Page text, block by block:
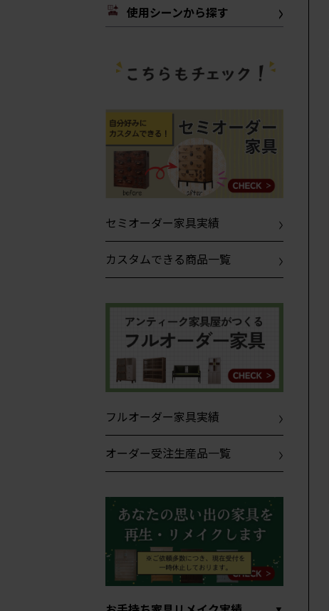
使用シーンから探す
セミオーダー家具実績
カスタムできる商品一覧
フルオーダー家具実績
オーダー受注生産品一覧